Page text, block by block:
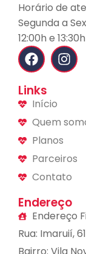
Horário de
Segunda a
12:00h e
Links
Início
Quem
Planos
Parceiros
Contato
Endereço
Endereço
Rua: Imaruií, 61